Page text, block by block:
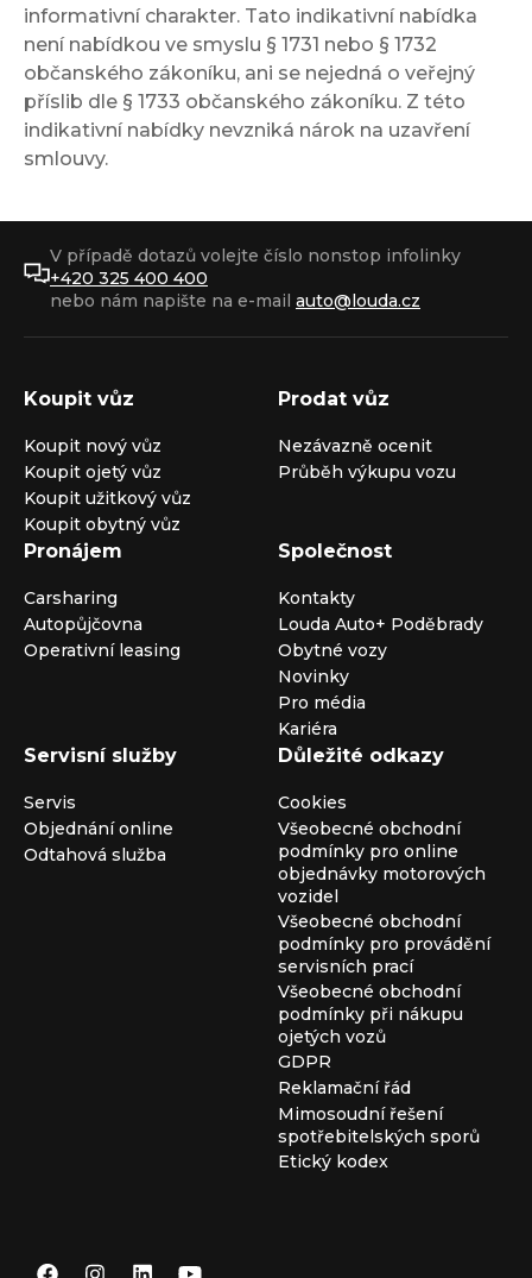
informativní charakter. Tato indikativní nabídka
není nabídkou ve smyslu § 1731 nebo § 1732
občanského zákoníku, ani se nejedná o veřejný
příslib dle § 1733 občanského zákoníku. Z této
indikativní nabídky nevzniká nárok na uzavření
smlouvy.
V případě dotazů volejte číslo nonstop infolinky
+420 325 400 400
nebo nám napište na e-mail auto@louda.cz
Koupit vůz
Koupit nový vůz
Koupit ojetý vůz
Koupit užitkový vůz
Koupit obytný vůz
Prodat vůz
Nezávazně ocenit
Průběh výkupu vozu
Pronájem
Carsharing
Autopůjčovna
Operativní leasing
Společnost
Kontakty
Louda Auto+ Poděbrady
Obytné vozy
Novinky
Pro média
Kariéra
Servisní služby
Servis
Objednání online
Odtahová služba
Důležité odkazy
Cookies
Všeobecné obchodní
podmínky pro online
objednávky motorových
vozidel
Všeobecné obchodní
podmínky pro provádění
servisních prací
Všeobecné obchodní
podmínky při nákupu
ojetých vozů
GDPR
Reklamační řád
Mimosoudní řešení
spotřebitelských sporů
Etický kodex